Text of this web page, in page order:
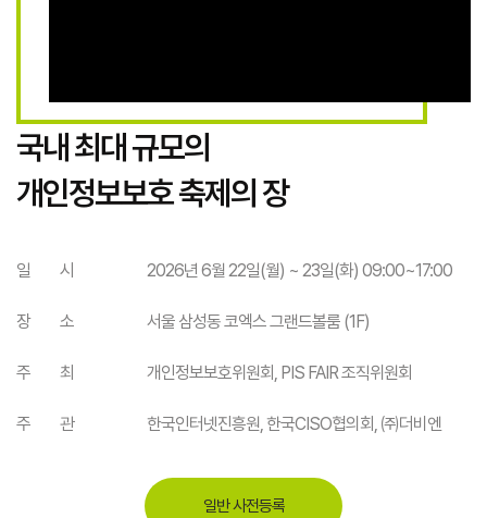
국내 최대 규모의
개인정보보호 축제의 장
일 시 2026년 6월 22일(월) ~ 23일(화) 09:00~17:00
장 소 서울 삼성동 코엑스 그랜드볼룸 (1F)
주 최 개인정보보호위원회, PIS FAIR 조직위원회
주 관 한국인터넷진흥원, 한국CISO협의회, ㈜더비엔
일반 사전등록